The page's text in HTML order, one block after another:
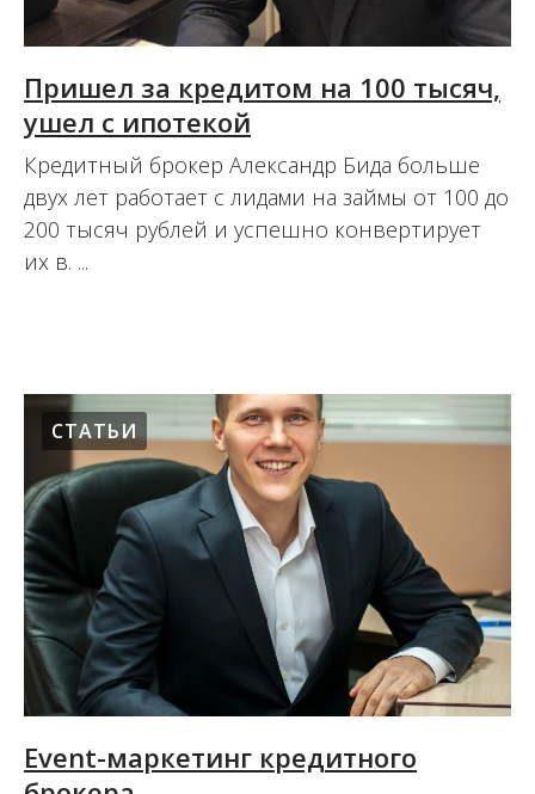
Пришел за кредитом на 100 тысяч,
ушел с ипотекой
Кредитный брокер Александр Бида больше
двух лет работает с лидами на займы от 100 до
200 тысяч рублей и успешно конвертирует
их в. ...
СТАТЬИ
Event-маркетинг кредитного